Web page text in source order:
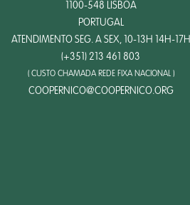
1100-548 LISBOA
PORTUGAL
ATENDIMENTO SEG. A SEX, 10-13H 14H-17H
(+351) 213 461 803
( CUSTO CHAMADA REDE FIXA NACIONAL )
COOPERNICO@COOPERNICO.ORG